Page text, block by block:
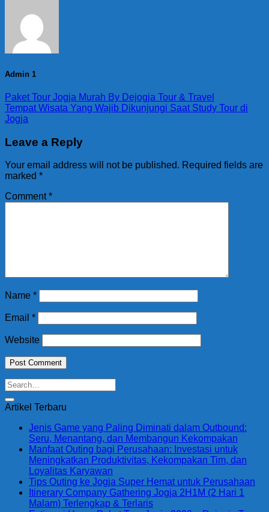
Admin 1
Paket Tour Jogja Murah By Dejogja Tour & Travel
Tempat Wisata Yang Wajib Dikunjungi Saat Study Tour di
Jogja
Leave a Reply
Your email address will not be published. Required fields are
marked *
Comment*
Name *
Email *
Website
Artikel Terbaru
Jenis Game yang Paling Diminati dalam Outbound:
Seru, Menantang, dan Membangun Kekompakan
Manfaat Outing bagi Perusahaan: Investasi untuk
Meningkatkan Produktivitas, Kekompakan Tim, dan
Loyalitas Karyawan
Tips Outing ke Jogja Super Hemat untuk Perusahaan
Itinerary Company Gathering Jogja 2H1M (2 Hari 1
Malam) Terlengkap & Terlaris